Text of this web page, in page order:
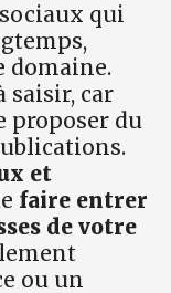
qui
domaine.
saisir, car
proposer du
et
faire entrer
de votre
ou un